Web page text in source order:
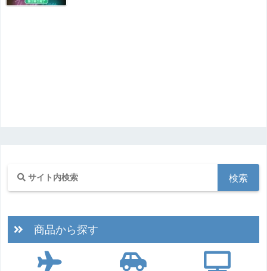
商品から探す